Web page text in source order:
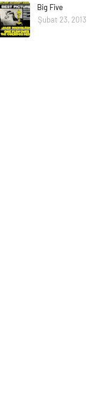
Big Five
Şubat 23, 2013